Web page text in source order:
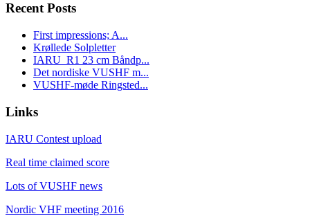
Recent Posts
First impressions; A...
Krøllede Solpletter
IARU_R1 23 cm Båndp...
Det nordiske VUSHF m...
VUSHF-møde Ringsted...
Links
IARU Contest upload
Real time claimed score
Lots of VUSHF news
Nordic VHF meeting 2016